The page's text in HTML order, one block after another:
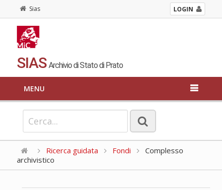
Sias LOGIN
SIAS Archivio di Stato di Prato
MENU
Ricerca guidata Fondi
Complesso
archivistico